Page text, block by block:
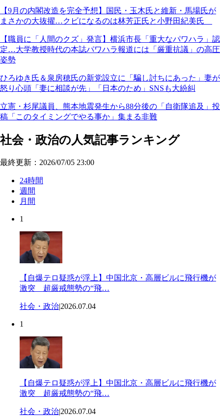
【9月の内閣改造を完全予想】国民・玉木氏と維新・馬場氏が
まさかの大抜擢…クビになるのは林芳正氏と小野田紀美氏
【職員に「人間のクズ」発言】横浜市長「重大なパワハラ」認
定…大学教授時代の本誌パワハラ報道には「厳重抗議」の高圧
姿勢
ひろゆき氏＆泉房穂氏の新党設立に「騙し討ちにあった」妻が
怒り心頭「妻に相談が先」「日本のため」SNSも大紛糾
立憲・杉尾議員、熊本地震発生から88分後の「自衛隊追及」投
稿「このタイミングでやる事か」集まる非難
社会・政治の人気記事ランキング
最終更新：2026/07/05 23:00
24時間
週間
月間
1
【自爆テロ疑惑が浮上】中国北京・高層ビルに飛行機が
激突 超厳戒態勢の“飛…
社会・政治|2026.07.04
1
【自爆テロ疑惑が浮上】中国北京・高層ビルに飛行機が
激突 超厳戒態勢の“飛…
社会・政治|2026.07.04